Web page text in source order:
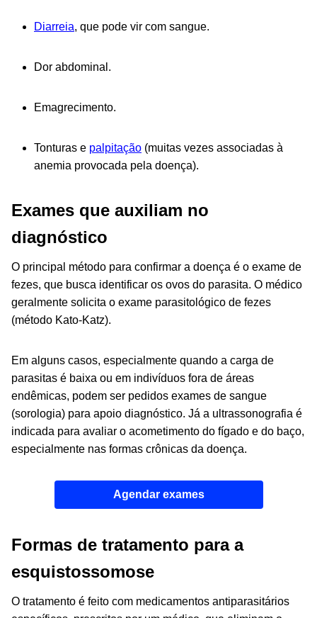
Diarreia, que pode vir com sangue.
Dor abdominal.
Emagrecimento.
Tonturas e palpitação (muitas vezes associadas à
anemia provocada pela doença).
Exames que auxiliam no
diagnóstico
O principal método para confirmar a doença é o exame de
fezes, que busca identificar os ovos do parasita. O médico
geralmente solicita o exame parasitológico de fezes
(método Kato-Katz).
Em alguns casos, especialmente quando a carga de
parasitas é baixa ou em indivíduos fora de áreas
endêmicas, podem ser pedidos exames de sangue
(sorologia) para apoio diagnóstico. Já a ultrassonografia é
indicada para avaliar o acometimento do fígado e do baço,
especialmente nas formas crônicas da doença.
Agendar exames
Formas de tratamento para a
esquistossomose
O tratamento é feito com medicamentos antiparasitários